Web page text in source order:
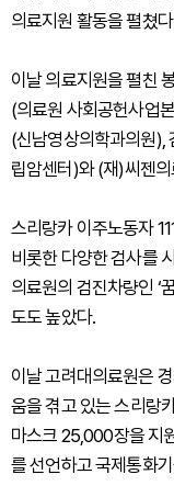
의료지원 활동을 펼쳤
이날 의료지원을 펼친
(의료원 사회공헌사업
(신남영상의학과의원),
립암센터)와 (재)씨젠
스리랑카 이주노동자
비롯한 다양한 검사를
의료원의 검진차량인 ‘
도도 높았다.
이날 고려대의료원은
움을 겪고 있는 스리랑
마스크 25,000장을 지
를 선언하고 국제통화